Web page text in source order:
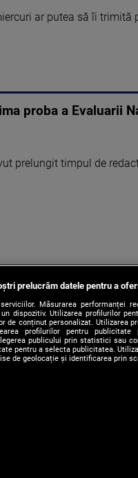
ar putea să îi trimită
proba a Evaluarii
prelungit timpul de
prelucrăm datele pentru a
Măsurarea performanței
dispozitiv. Utilizarea profilurilor
de conținut personalizat. Utilizarea
profilurilor pentru publicitate
publicului prin statistici sau
pentru a selecta publicitatea.
de geolocație și identificarea prin